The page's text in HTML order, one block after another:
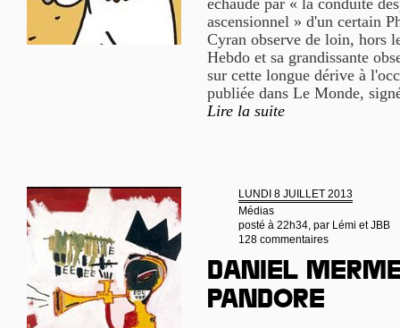
échaudé par « la conduite
ascensionnel » d'un certain
Cyran observe de loin, hors
Hebdo et sa grandissante
sur cette longue dérive à
publiée dans Le Monde,
Lire la suite
LUNDI 8 JUILLET 2013
Médias
posté à 22h34, par Lémi et JBB
128 commentaires
Daniel
Pandore